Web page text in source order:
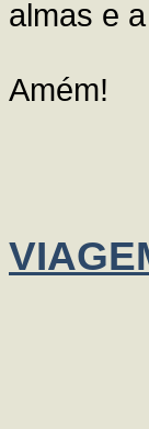
almas e
Amém!